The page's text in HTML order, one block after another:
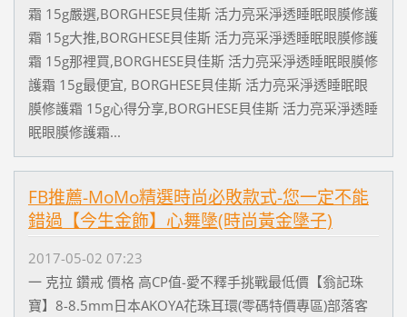
霜 15g嚴選,BORGHESE貝佳斯 活力亮采淨透睡眠眼膜修護
霜 15g大推,BORGHESE貝佳斯 活力亮采淨透睡眠眼膜修護
霜 15g那裡買,BORGHESE貝佳斯 活力亮采淨透睡眠眼膜修
護霜 15g最便宜, BORGHESE貝佳斯 活力亮采淨透睡眠眼
膜修護霜 15g心得分享,BORGHESE貝佳斯 活力亮采淨透睡
眠眼膜修護霜...
FB推薦-MoMo精選時尚必敗款式-您一定不能
錯過【今生金飾】心舞墬(時尚黃金墬子)
2017-05-02 07:23
一 克拉 鑽戒 價格 高CP值-愛不釋手挑戰最低價【翁記珠
寶】8-8.5mm日本AKOYA花珠耳環(零碼特價專區)部落客